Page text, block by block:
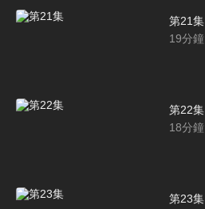
第21集
19分鐘
第22集
18分鐘
第23集